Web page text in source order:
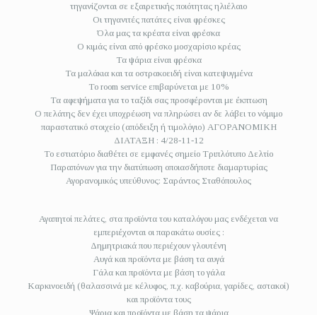
τηγανίζονται σε εξαιρετικής ποιότητας ηλιέλαιο
Οι τηγανιτές πατάτες είναι φρέσκες
Όλα μας τα κρέατα είναι φρέσκα
Ο κιμάς είναι από φρέσκο μοσχαρίσιο κρέας
Τα ψάρια είναι φρέσκα
Τα μαλάκια και τα οστρακοειδή είναι κατεψυγμένα
Το room service επιβαρύνεται με 10%
Τα αφεψήματα για το ταξίδι σας προσφέρονται με έκπτωση
Ο πελάτης δεν έχει υποχρέωση να πληρώσει αν δε λάβει το νόμιμο
παραστατικό στοιχείο (απόδειξη ή τιμολόγιο) ΑΓΟΡΑΝΟΜΙΚΗ
ΔΙΑΤΑΞΗ : 4/28-11-12
Το εστιατόριο διαθέτει σε εμφανές σημείο Τριπλότυπο Δελτίο
Παραπόνων για την διατύπωση οποιασδήποτε διαμαρτυρίας
Αγορανομικός υπεύθυνος: Σαράντος Σταθόπουλος
Αγαπητοί πελάτες, στα προϊόντα του καταλόγου μας ενδέχεται να
εμπεριέχονται οι παρακάτω ουσίες :
Δημητριακά που περιέχουν γλουτένη
Αυγά και προϊόντα με βάση τα αυγά
Γάλα και προϊόντα με βάση το γάλα
Καρκινοειδή (θαλασσινά με κέλυφος, π.χ. καβούρια, γαρίδες, αστακοί)
και προϊόντα τους
Ψάρια και προϊόντα με βάση τα ψάρια